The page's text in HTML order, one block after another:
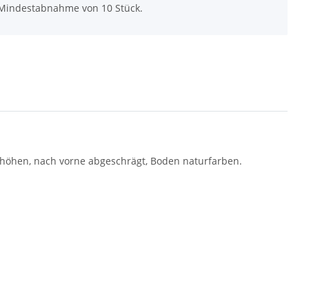
von 10 Stück.
nach vorne abgeschrägt, Boden naturfarben.